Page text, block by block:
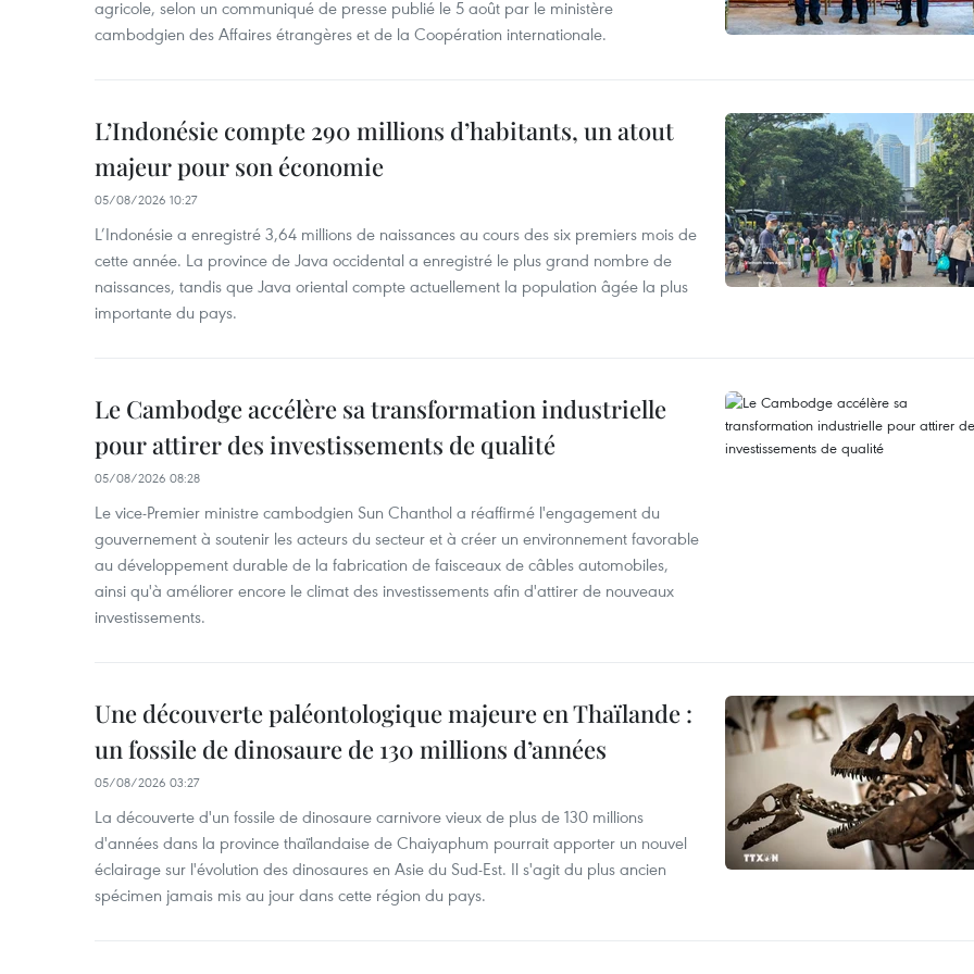
agricole, selon un communiqué de presse publié le 5 août par le ministère
cambodgien des Affaires étrangères et de la Coopération internationale.
L’Indonésie compte 290 millions d’habitants, un atout
majeur pour son économie
05/08/2026 10:27
L’Indonésie a enregistré 3,64 millions de naissances au cours des six premiers mois de
cette année. La province de Java occidental a enregistré le plus grand nombre de
naissances, tandis que Java oriental compte actuellement la population âgée la plus
importante du pays.
Le Cambodge accélère sa transformation industrielle
pour attirer des investissements de qualité
05/08/2026 08:28
Le vice-Premier ministre cambodgien Sun Chanthol a réaffirmé l'engagement du
gouvernement à soutenir les acteurs du secteur et à créer un environnement favorable
au développement durable de la fabrication de faisceaux de câbles automobiles,
ainsi qu'à améliorer encore le climat des investissements afin d'attirer de nouveaux
investissements.
Une découverte paléontologique majeure en Thaïlande :
un fossile de dinosaure de 130 millions d’années
05/08/2026 03:27
La découverte d'un fossile de dinosaure carnivore vieux de plus de 130 millions
d'années dans la province thaïlandaise de Chaiyaphum pourrait apporter un nouvel
éclairage sur l'évolution des dinosaures en Asie du Sud-Est. Il s'agit du plus ancien
spécimen jamais mis au jour dans cette région du pays.